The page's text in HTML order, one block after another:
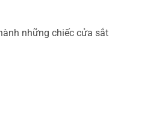
những chiếc cửa sắt